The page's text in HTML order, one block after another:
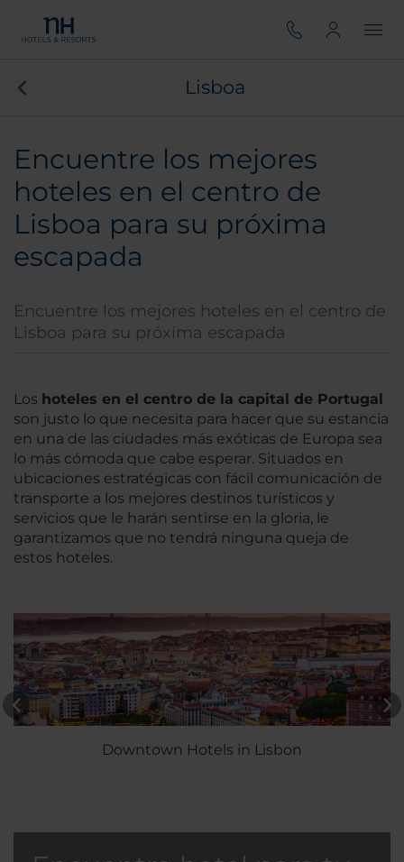
Lisboa
Encuentre los mejores
hoteles en el centro de
Lisboa para su próxima
escapada
Encuentre los mejores hoteles en el centro de
Lisboa para su próxima escapada
Los hoteles en el centro de la capital de Portugal
son justo lo que necesita para hacer que su estancia
en una de las ciudades más exóticas de Europa sea
lo más cómoda que cabe esperar. Situados en
ubicaciones estratégicas con fácil comunicación de
transporte a los mejores destinos turísticos y
servicios que le harán sentirse en la gloria, le
garantizamos que no tendrá ninguna queja de
estos hoteles.
Downtown Hotels in Lisbon